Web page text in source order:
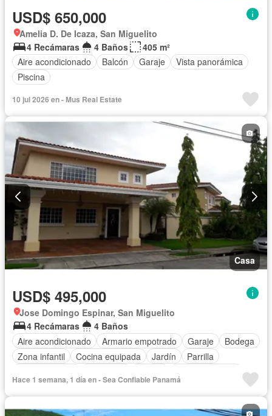
USD$ 650,000
Amelia D. De Icaza, San Miguelito
4 Recámaras
4 Baños
405 m²
Aire acondicionado
Balcón Garaje
Vista panorámica
Piscina
10 jul 2026 en - Mus Real Estate
Casa
USD$ 495,000
Jose Domingo Espinar, San Miguelito
4 Recámaras
4 Baños
Aire acondicionado
Armario empotrado Garaje
Bodega
Zona infantil
Cocina equipada Jardín
Parrilla
Patio
Hace 1 semana, 1 día en - Sea Confiable Panamá